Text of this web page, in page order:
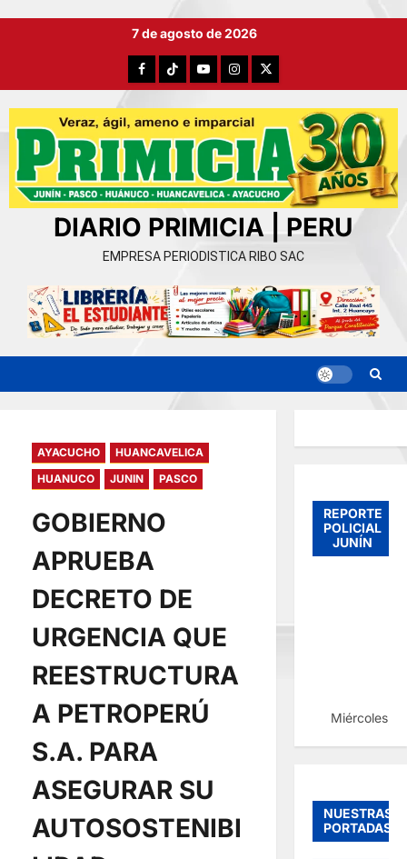
7 de agosto de 2026
FacebookTikTokYouTubeInstagram
X
DIARIO PRIMICIA | PERU
EMPRESA PERIODISTICA RIBO SAC
AYACUCHO
HUANCAVELICA
HUANUCO
JUNIN PASCO
GOBIERNO
APRUEBA
DECRETO DE
URGENCIA QUE
REESTRUCTURA
A PETROPERÚ
S.A. PARA
ASEGURAR SU
AUTOSOSTENIBI
REPORTE
POLICIAL
JUNÍN
Miércoles,
NUESTRAS
PORTADAS